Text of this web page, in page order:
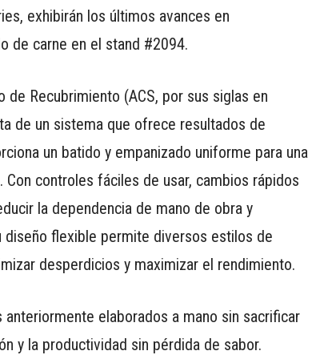
exhibirán los últimos avances en
de carne en el stand #2094.
Recubrimiento (ACS, por sus siglas en
de un sistema que ofrece resultados de
un batido y empanizado uniforme para una
controles fáciles de usar, cambios rápidos
la dependencia de mano de obra y
diseño flexible permite diversos estilos de
desperdicios y maximizar el rendimiento.
elaborados a mano sin sacrificar
y la productividad sin pérdida de sabor.